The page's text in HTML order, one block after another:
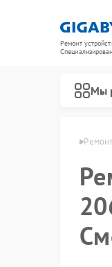
Ремонт
Мы
в Смоленске